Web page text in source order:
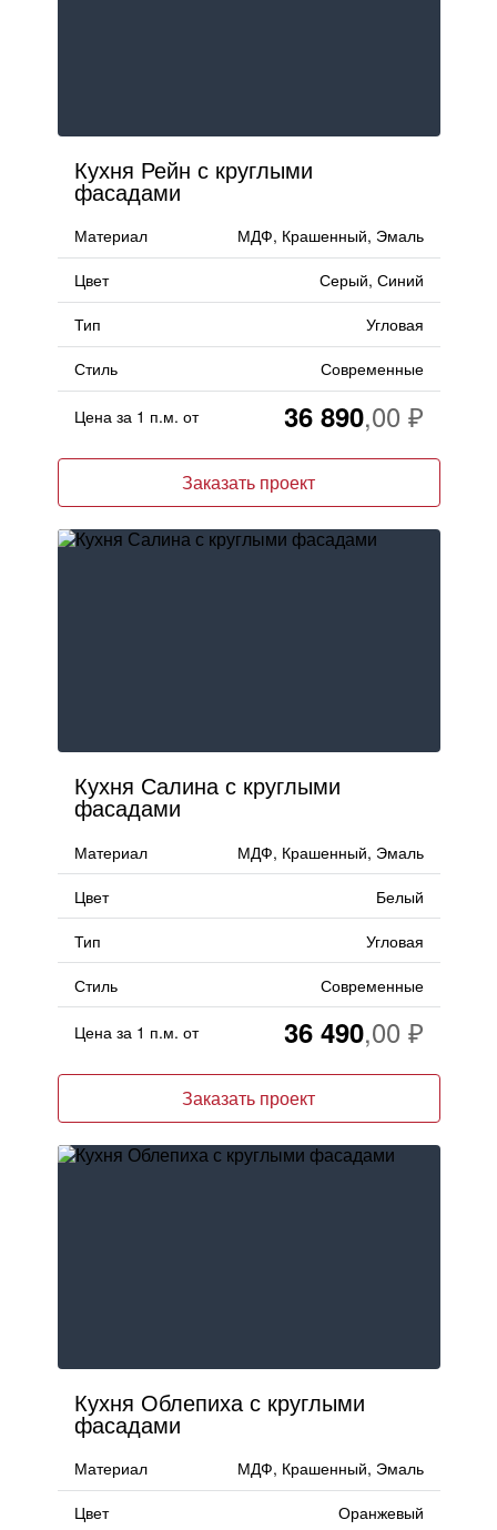
Кухня Рейн с круглыми
фасадами
Материал
МДФ, Крашенный, Эмаль
Цвет
Серый, Синий
Тип
Угловая
Стиль
Современные
Цена за 1 п.м. от 36 890
Заказать проект
Кухня Салина с круглыми
фасадами
Материал
МДФ, Крашенный, Эмаль
Цвет
Белый
Тип
Угловая
Стиль
Современные
Цена за 1 п.м. от 36 490
Заказать проект
Кухня Облепиха с круглыми
фасадами
Материал
МДФ, Крашенный, Эмаль
Цвет
Оранжевый